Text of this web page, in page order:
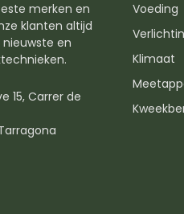
merken en
klanten altijd
en
15, Carrer de
Voeding
Klimaat